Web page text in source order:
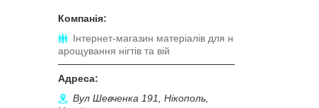
Інтернет-магазин матеріалів для н
арощування нігтів та вій
Вул Шевченка 191, Нікополь,